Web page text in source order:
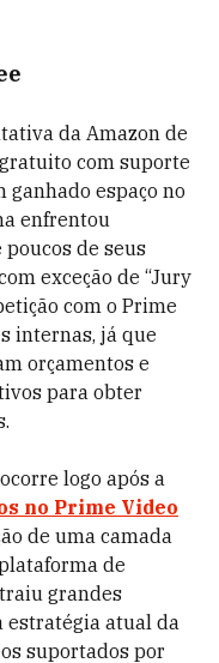
da Amazon de
com suporte
ganhado espaço no
enfrentou
de seus
exceção de “Jury
com o Prime
internas, já que
orçamentos e
para obter
logo após a
no Prime Video
de uma camada
de
grandes
estratégia atual da
suportados por